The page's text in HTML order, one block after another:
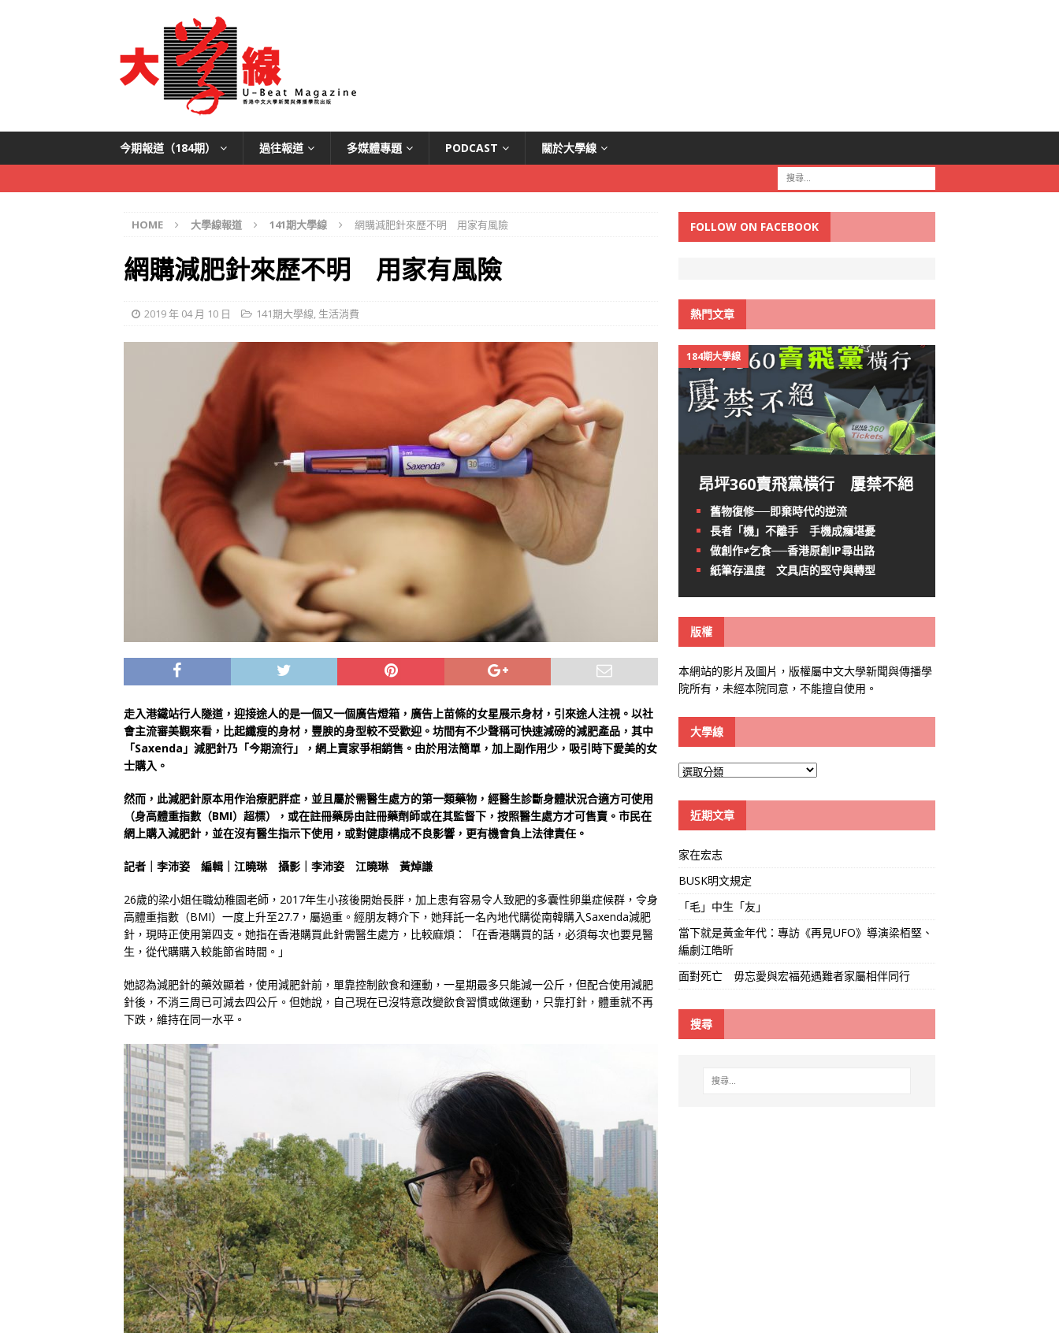
今期報道（184期） 過往報道 多媒體專題 PODCAST 關於大學線
HOME 大學線報道 141期大學線 網購減肥針來歷不明 用家有風險
網購減肥針來歷不明 用家有風險
2019 年 04 月 10 日 141期大學線, 生活消費
走入港鐵站行人隧道，迎接途人的是一個又一個廣告燈箱，廣告上苗條的女星展示身材，引來途人注視。以社
會主流審美觀來看，比起纖瘦的身材，豐腴的身型較不受歡迎。坊間有不少聲稱可快速減磅的減肥產品，其中
「Saxenda」減肥針乃「今期流行」，網上賣家爭相銷售。由於用法簡單，加上副作用少，吸引時下愛美的女
士購入。
然而，此減肥針原本用作治療肥胖症，並且屬於需醫生處方的第一類藥物，經醫生診斷身體狀況合適方可使用
（身高體重指數（BMI）超標），或在註冊藥房由註冊藥劑師或在其監督下，按照醫生處方才可售賣。市民在
網上購入減肥針，並在沒有醫生指示下使用，或對健康構成不良影響，更有機會負上法律責任。
記者｜李沛姿 編輯｜江曉琳 攝影｜李沛姿 江曉琳 黃焯謙
26歲的梁小姐任職幼稚園老師，2017年生小孩後開始長胖，加上患有容易令人致肥的多囊性卵巢症候群，令身
高體重指數（BMI）一度上升至27.7，屬過重。經朋友轉介下，她拜託一名內地代購從南韓購入Saxenda減肥
針，現時正使用第四支。她指在香港購買此針需醫生處方，比較麻煩：「在香港購買的話，必須每次也要見醫
生，從代購購入較能節省時間。」
她認為減肥針的藥效顯着，使用減肥針前，單靠控制飲食和運動，一星期最多只能減一公斤，但配合使用減肥
針後，不消三周已可減去四公斤。但她說，自己現在已沒特意改變飲食習慣或做運動，只靠打針，體重就不再
下跌，維持在同一水平。
FOLLOW ON FACEBOOK
熱門文章
184期大學線
昂坪360賣飛黨橫行 屢禁不絕
舊物復修──即棄時代的逆流
長者「機」不離手 手機成癮堪憂
做創作≠乞食──香港原創IP尋出路
紙筆存溫度 文具店的堅守與轉型
版權
本網站的影片及圖片，版權屬中文大學新聞與傳播學
院所有，未經本院同意，不能擅自使用。
大學線
大
線
近期文章
家在宏志
BUSK明文規定
「毛」中生「友」
當下就是黃金年代：專訪《再見UFO》導演梁栢堅、
編劇江皓昕
面對死亡 毋忘愛與宏福苑遇難者家屬相伴同行
搜尋